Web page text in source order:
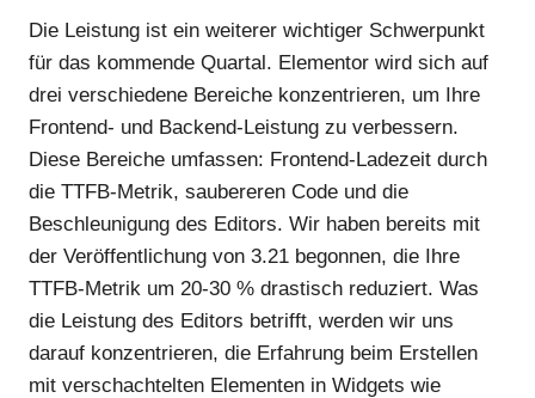
Die Leistung ist ein weiterer wichtiger Schwerpunkt
für das kommende Quartal. Elementor wird sich auf
drei verschiedene Bereiche konzentrieren, um Ihre
Frontend- und Backend-Leistung zu verbessern.
Diese Bereiche umfassen: Frontend-Ladezeit durch
die TTFB-Metrik, saubereren Code und die
Beschleunigung des Editors. Wir haben bereits mit
der Veröffentlichung von 3.21 begonnen, die Ihre
TTFB-Metrik um 20-30 % drastisch reduziert. Was
die Leistung des Editors betrifft, werden wir uns
darauf konzentrieren, die Erfahrung beim Erstellen
mit verschachtelten Elementen in Widgets wie